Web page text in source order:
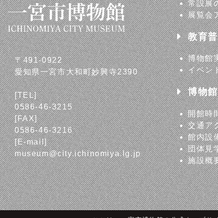
〒491-0922
愛知県一宮市大和町妙興寺2390
[TEL]
0586-46-3215
[FAX]
0586-46-3216
[E-mail]
museum@city.ichinomiya.lg.jp
常設展
展覧会
教育
博物館
イベン
博物
開館時
交通ア
館内設
団体見
施設概